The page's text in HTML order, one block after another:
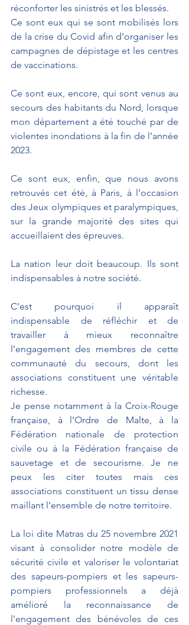
réconforter les sinistrés et les blessés.
Ce sont eux qui se sont mobilisés lors
de la crise du Covid afin d’organiser les
campagnes de dépistage et les centres
de vaccinations.
Ce sont eux, encore, qui sont venus au
secours des habitants du Nord, lorsque
mon département a été touché par de
violentes inondations à la fin de l’année
2023.
Ce sont eux, enfin, que nous avons
retrouvés cet été, à Paris, à l’occasion
des Jeux olympiques et paralympiques,
sur la grande majorité des sites qui
accueillaient des épreuves.
La nation leur doit beaucoup. Ils sont
indispensables à notre société.
C’est pourquoi il apparaît
indispensable de réfléchir et de
travailler à mieux reconnaître
l’engagement des membres de cette
communauté du secours, dont les
associations constituent une véritable
richesse.
Je pense notamment à la Croix-Rouge
française, à l’Ordre de Malte, à la
Fédération nationale de protection
civile ou à la Fédération française de
sauvetage et de secourisme. Je ne
peux les citer toutes mais ces
associations constituent un tissu dense
maillant l’ensemble de notre territoire.
La loi dite Matras du 25 novembre 2021
visant à consolider notre modèle de
sécurité civile et valoriser le volontariat
des sapeurs-pompiers et les sapeurs-
pompiers professionnels a déjà
amélioré la reconnaissance de
l’engagement des bénévoles de ces